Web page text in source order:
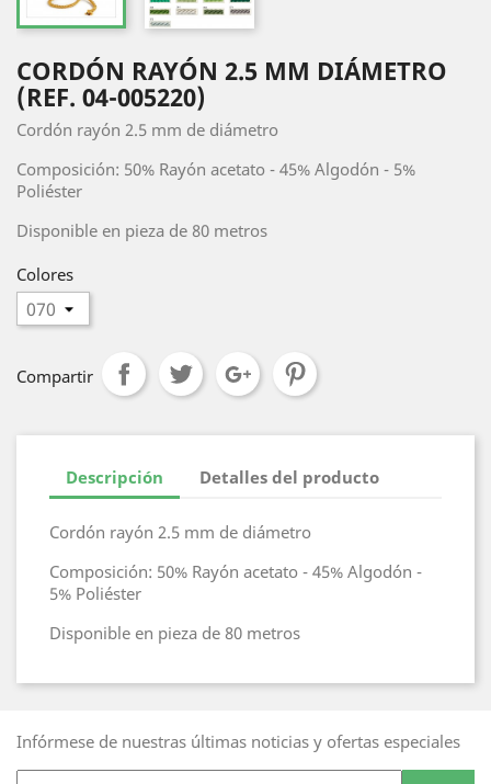
CORDÓN RAYÓN 2.5 MM DIÁMETRO
(REF. 04-005220)
Cordón rayón 2.5 mm de diámetro
Composición: 50% Rayón acetato - 45% Algodón - 5%
Poliéster
Disponible en pieza de 80 metros
Colores
Compartir
Descripción Detalles del producto
Cordón rayón 2.5 mm de diámetro
Composición: 50% Rayón acetato - 45% Algodón -
5% Poliéster
Disponible en pieza de 80 metros
Infórmese de nuestras últimas noticias y ofertas especiales